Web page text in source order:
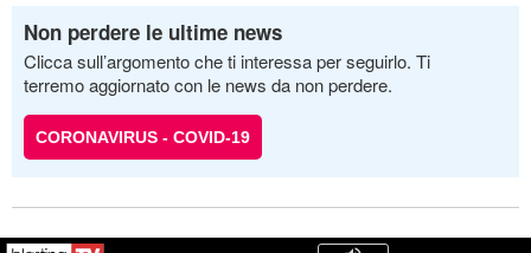
Non perdere le ultime news
Clicca sull’argomento che ti interessa per seguirlo. Ti
terremo aggiornato con le news da non perdere.
CORONAVIRUS - COVID-19